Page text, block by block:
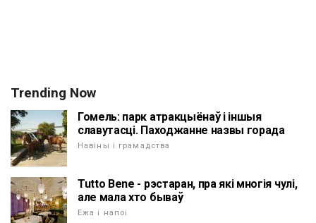
Trending Now
Гомель: парк атракцыёнаў і іншыя
славутасці. Паходжанне назвы горада
Навіны і грамадства
Tutto Bene - рэстаран, пра які многія чулі,
але мала хто бываў
Ежа і напоі